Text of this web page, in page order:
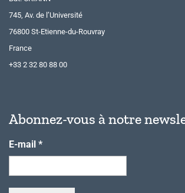
745, Av. de l’Université
76800 St-Etienne-du-Rouvray
France
+33 2 32 80 88 00
Abonnez-vous à notre
E-mail *